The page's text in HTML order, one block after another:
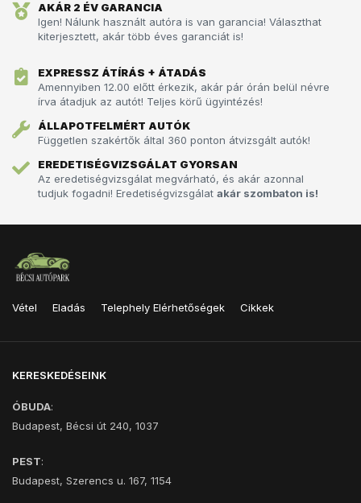
AKÁR 2 ÉV GARANCIA
Igen! Nálunk használt autóra is van garancia! Választhat
kiterjesztett, akár több éves garanciát is!
EXPRESSZ ÁTÍRÁS + ÁTADÁS
Amennyiben 12.00 előtt érkezik, akár pár órán belül névre
írva átadjuk az autót!­­­ Teljes körű ügyintézés!
ÁLLAPOTFELMÉRT AUTÓK
Független szakértők által 360 ponton átvizsgált autók!
EREDETISÉGVIZSGÁLAT GYORSAN
Az eredetiségvizsgálat megvárható, és akár azonnal
tudjuk fogadni! Eredetiségvizsgálat akár szombaton is!
Vétel Eladás Telephely Elérhetőségek Cikkek
KERESKEDÉSEINK
ÓBUDA:
Budapest, Bécsi út 240, 1037
PEST:
Budapest, Szerencs u. 167, 1154